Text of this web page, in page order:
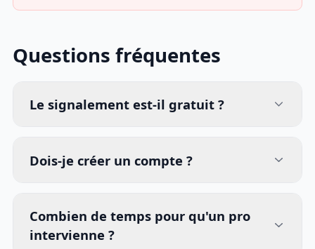
Questions fréquentes
Le signalement est-il gratuit ?
Dois-je créer un compte ?
Combien de temps pour qu'un pro
intervienne ?